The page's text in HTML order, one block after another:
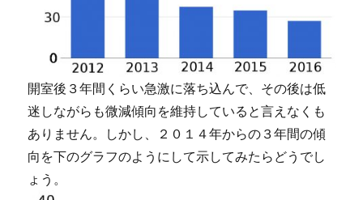
開室後３年間くらい急激に落ち込んで、その後は低
迷しながらも微減傾向を維持していると言えなくも
ありません。しかし、２０１４年からの３年間の傾
向を下のグラフのようにして示してみたらどうでし
ょう。